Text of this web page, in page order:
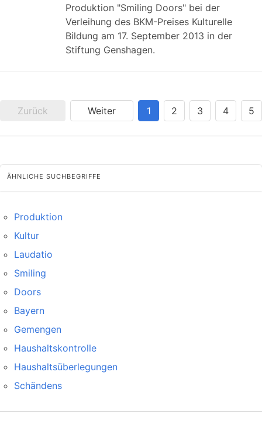
Produktion "Smiling Doors" bei der
Verleihung des BKM-Preises Kulturelle
Bildung am 17. September 2013 in der
Stiftung Genshagen.
Zurück Weiter 1 2 3 4 5
ÄHNLICHE SUCHBEGRIFFE
Produktion
Kultur
Laudatio
Smiling
Doors
Bayern
Gemengen
Haushaltskontrolle
Haushaltsüberlegungen
Schändens